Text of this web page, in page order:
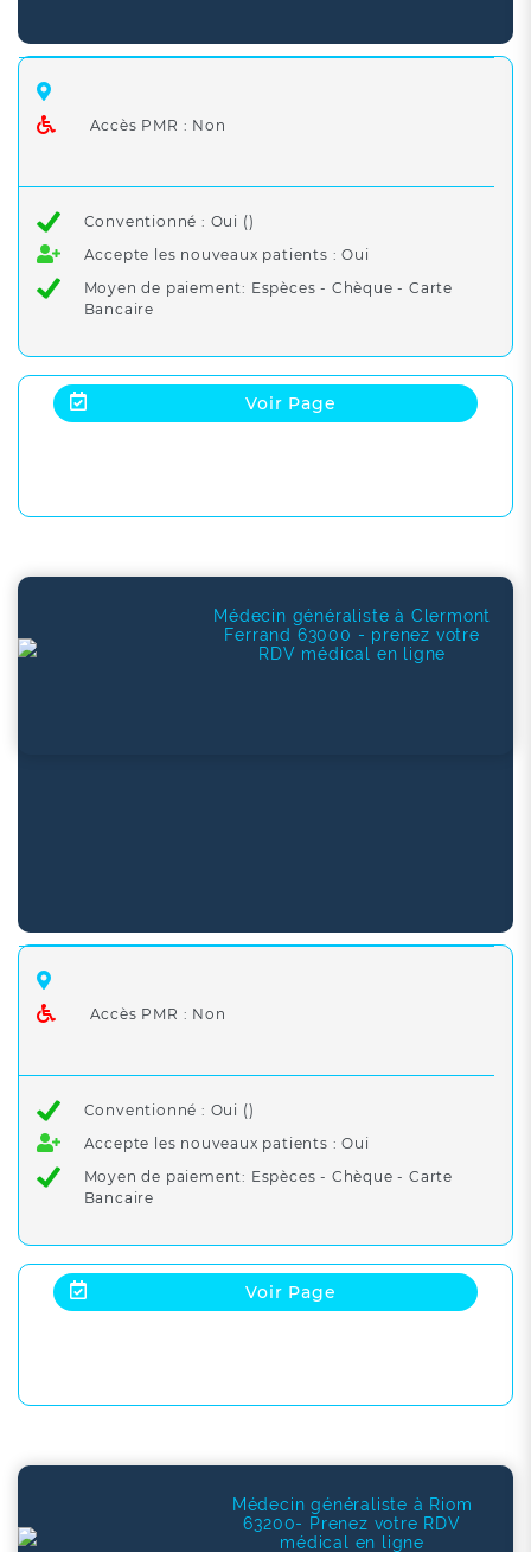
Accès PMR : Non
Conventionné : Oui ()
Accepte les nouveaux patients : Oui
Moyen de paiement: Espèces - Chèque - Carte
Bancaire
Voir Page
Médecin généraliste à Clermont
Ferrand 63000 - prenez votre
RDV médical en ligne
Accès PMR : Non
Conventionné : Oui ()
Accepte les nouveaux patients : Oui
Moyen de paiement: Espèces - Chèque - Carte
Bancaire
Voir Page
Médecin généraliste à Riom
63200- Prenez votre RDV
médical en ligne